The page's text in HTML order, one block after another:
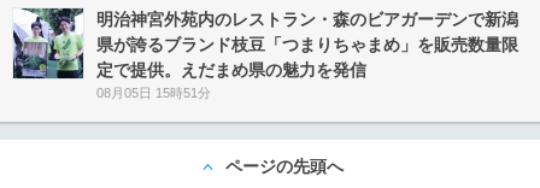
明治神宮外苑内のレストラン・森のビアガーデンで新潟
県が誇るブランド枝豆「つまりちゃまめ」を販売数量限
定で提供。えだまめ県の魅力を発信
08月05日 15時51分
ページの先頭へ